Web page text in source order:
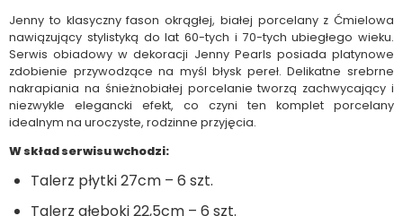
Jenny to klasyczny fason okrągłej, białej porcelany z Ćmielowa
nawiązujący stylistyką do lat 60-tych i 70-tych ubiegłego wieku.
Serwis obiadowy w dekoracji Jenny Pearls posiada platynowe
zdobienie przywodzące na myśl błysk pereł. Delikatne srebrne
nakrapiania na śnieżnobiałej porcelanie tworzą zachwycający i
niezwykle elegancki efekt, co czyni ten komplet porcelany
idealnym na uroczyste, rodzinne przyjęcia.
W skład serwisu wchodzi:
Talerz płytki 27cm – 6 szt.
Talerz głęboki 22,5cm – 6 szt.